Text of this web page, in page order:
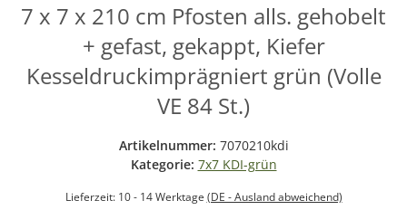
7 x 7 x 210 cm Pfosten alls. gehobelt
+ gefast, gekappt, Kiefer
Kesseldruckimprägniert grün (Volle
VE 84 St.)
Artikelnummer: 7070210kdi
Kategorie: 7x7 KDI-grün
Lieferzeit: 10 - 14 Werktage (DE - Ausland abweichend)